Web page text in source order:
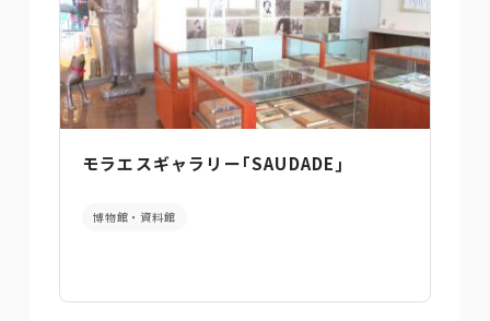
モラエスギャラリー｢SAUDADE｣
博物館・資料館